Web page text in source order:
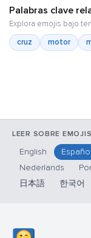
Palabras clave
Explora emojis bajo
cruz
motor
LEER SOBRE
English Español
Nederlands
日本語
한국어